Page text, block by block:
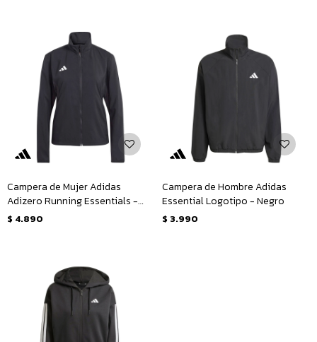
Campera de Mujer Adidas
Adizero Running Essentials -
Negro
$ 4.890
Campera de Hombre Adidas
Essential Logotipo - Negro
$ 3.990